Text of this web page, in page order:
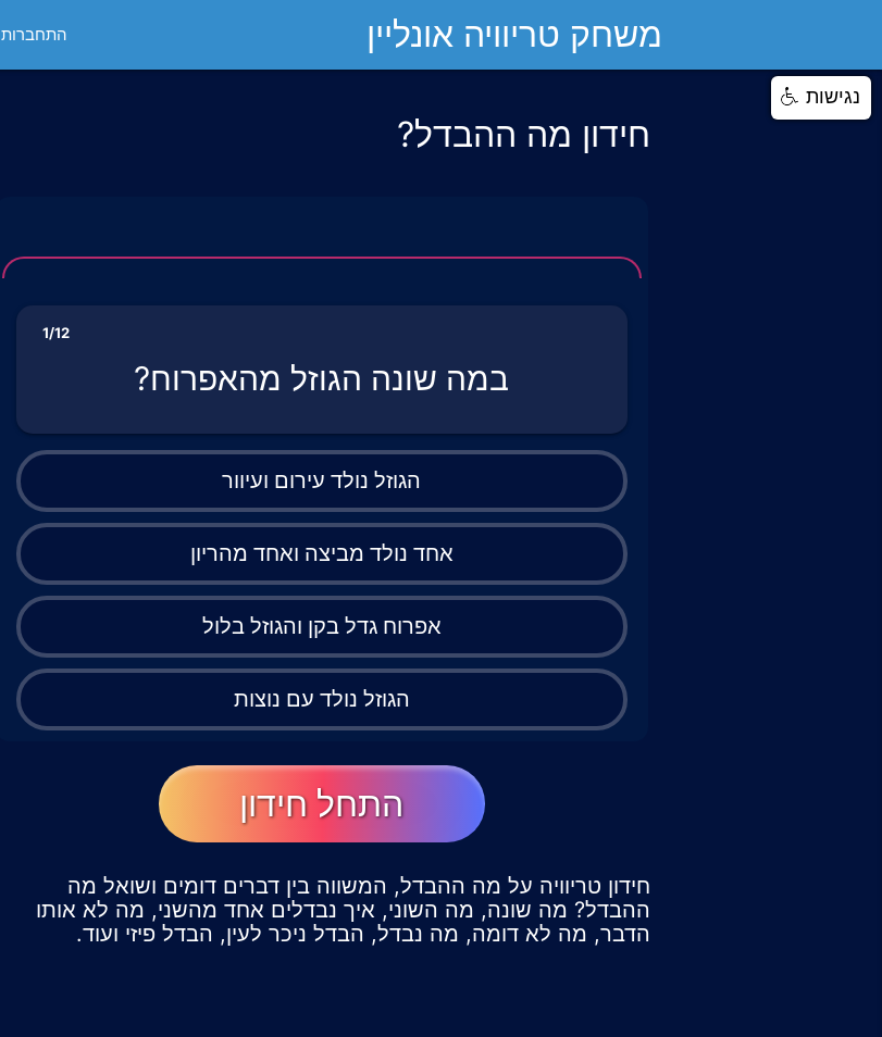
משחק טריוויה אונליין התחברות
חידון מה ההבדל?
1/12
במה שונה הגוזל מהאפרוח?
הגוזל נולד עירום ועיוור
אחד נולד מביצה ואחד מהריון
אפרוח גדל בקן והגוזל בלול
הגוזל נולד עם נוצות
התחל חידון
חידון טריוויה על מה ההבדל, המשווה בין דברים דומים ושואל מה
ההבדל? מה שונה, מה השוני, איך נבדלים אחד מהשני, מה לא אותו
הדבר, מה לא דומה, מה נבדל, הבדל ניכר לעין, הבדל פיזי ועוד.
נגישות